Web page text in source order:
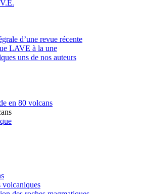
d’une revue récente
LAVE à la une
uns de nos auteurs
en 80 volcans
volcaniques